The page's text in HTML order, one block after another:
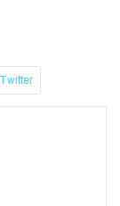
Twitter